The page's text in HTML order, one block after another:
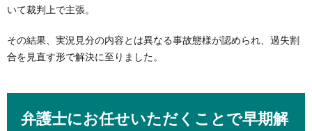
いて裁判上で主張。
その結果、実況見分の内容とは異なる事故態様が認められ、過失割
合を見直す形で解決に至りました。
弁護士にお任せいただくことで早期解